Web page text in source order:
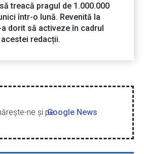
treacă pragul de 1.000.000
într-o lună. Revenită la
dorit să activeze în cadrul
acestei redacții.
ne şi peGoogle News